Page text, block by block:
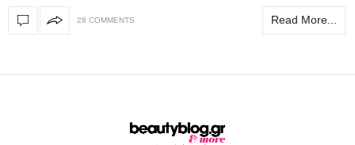
28 COMMENTS Read More...